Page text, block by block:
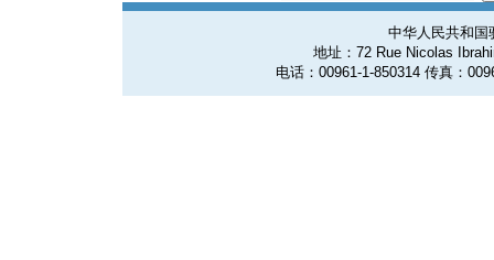
中华人民共和国
地址：72 Rue Nicolas
电话：00961-1-850314 传真：